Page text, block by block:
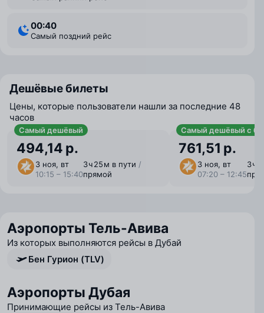
00:40
Самый поздний рейс
Дешёвые билеты
Цены, которые пользователи нашли за последние 48
часов
Самый дешёвый
494,14 р.
3 ноя, вт
10:15 – 15:40
3 ⁠ч 25 ⁠м в пути /
прямой
Самый дешёвый с
761,51 р.
3 ноя, вт
07:20 – 12:45
3 ⁠ч
Аэропорты Тель-Авива
Из которых выполняются рейсы в Дубай
Бен Гурион (TLV)
Аэропорты Дубая
Принимающие рейсы из Тель-Авива